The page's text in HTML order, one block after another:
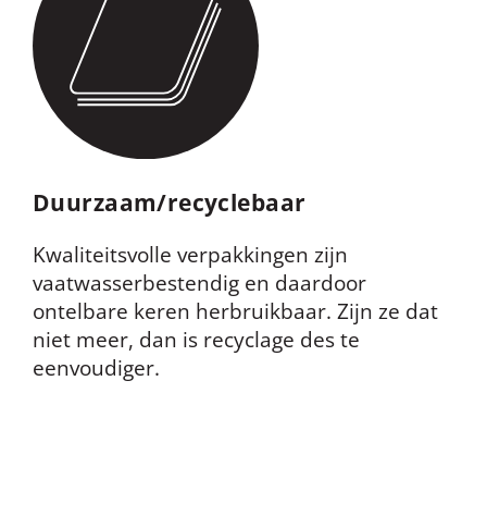
Duurzaam/recyclebaar
Kwaliteitsvolle verpakkingen zijn
vaatwasserbestendig en daardoor
ontelbare keren herbruikbaar. Zijn ze dat
niet meer, dan is recyclage des te
eenvoudiger.